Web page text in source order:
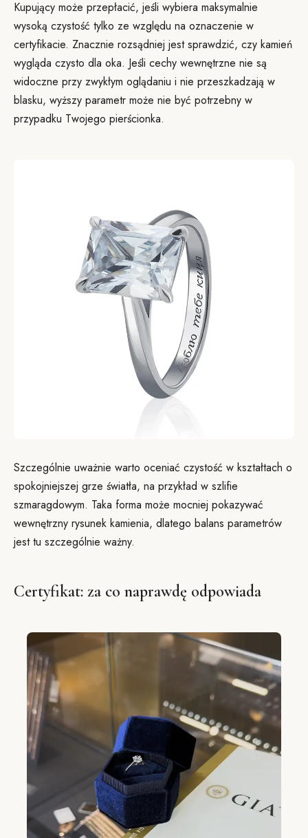
Kupujący może przepłacić, jeśli wybiera maksymalnie
wysoką czystość tylko ze względu na oznaczenie w
certyfikacie. Znacznie rozsądniej jest sprawdzić, czy kamień
wygląda czysto dla oka. Jeśli cechy wewnętrzne nie są
widoczne przy zwykłym oglądaniu i nie przeszkadzają w
blasku, wyższy parametr może nie być potrzebny w
przypadku Twojego pierścionka.
Szczególnie uważnie warto oceniać czystość w kształtach o
spokojniejszej grze światła, na przykład w szlifie
szmaragdowym. Taka forma może mocniej pokazywać
wewnętrzny rysunek kamienia, dlatego balans parametrów
jest tu szczególnie ważny.
Certyfikat: za co naprawdę odpowiada